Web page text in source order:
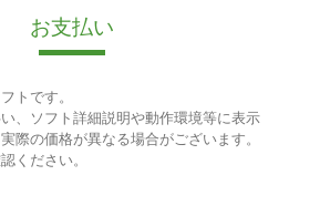
お支払い
トです。
、ソフト詳細説明や動作環境等に表示
際の価格が異なる場合がございます。
ください。